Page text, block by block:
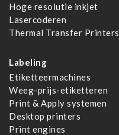
Hoge resolutie inkjet
Lasercoderen
Thermal Transfer Printers
Labeling
Etiketteermachines
Weeg-prijs-etiketteren
Print & Apply systemen
Desktop printers
Print engines